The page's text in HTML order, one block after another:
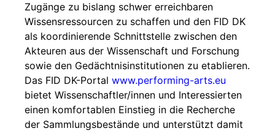
Zugänge zu bislang schwer erreichbaren
Wissensressourcen zu schaffen und den FID DK
als koordinierende Schnittstelle zwischen den
Akteuren aus der Wissenschaft und Forschung
sowie den Gedächtnisinstitutionen zu etablieren.
Das FID DK-Portal www.performing-arts.eu
bietet Wissenschaftler/innen und Interessierten
einen komfortablen Einstieg in die Recherche
der Sammlungsbestände und unterstützt damit